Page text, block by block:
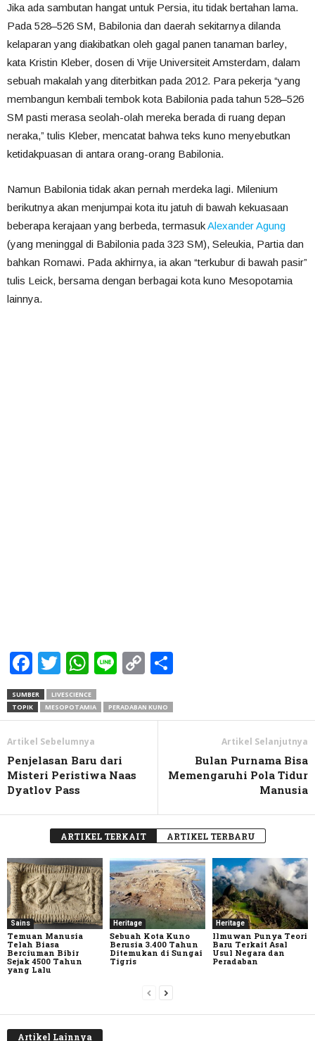
Jika ada sambutan hangat untuk Persia, itu tidak bertahan lama.
Pada 528–526 SM, Babilonia dan daerah sekitarnya dilanda
kelaparan yang diakibatkan oleh gagal panen tanaman barley,
kata Kristin Kleber, dosen di Vrije Universiteit Amsterdam, dalam
sebuah makalah yang diterbitkan pada 2012. Para pekerja “yang
membangun kembali tembok kota Babilonia pada tahun 528–526
SM pasti merasa seolah-olah mereka berada di ruang depan
neraka,” tulis Kleber, mencatat bahwa teks kuno menyebutkan
ketidakpuasan di antara orang-orang Babilonia.
Namun Babilonia tidak akan pernah merdeka lagi. Milenium
berikutnya akan menjumpai kota itu jatuh di bawah kekuasaan
beberapa kerajaan yang berbeda, termasukAlexander Agung
(yang meninggal di Babilonia pada 323 SM), Seleukia, Partia dan
bahkan Romawi. Pada akhirnya, ia akan “terkubur di bawah pasir”
tulis Leick, bersama dengan berbagai kota kuno Mesopotamia
lainnya.
Facebook
Twitter
WhatsApp
LineCopy
SUMBER
LIVESCIENCE
TOPIK
MESOPOTAMIA PERADABAN KUNO
Artikel Sebelumnya
Penjelasan Baru dari
Misteri Peristiwa Naas
Dyatlov Pass
Artikel Selanjutnya
Bulan Purnama Bisa
Memengaruhi Pola Tidur
Manusia
ARTIKEL TERKAIT ARTIKEL TERBARU
Sains
Temuan Manusia
Telah Biasa
Berciuman Bibir
Sejak 4500 Tahun
yang Lalu
Heritage
Sebuah Kota Kuno
Berusia 3.400 Tahun
Ditemukan di Sungai
Tigris
Heritage
Ilmuwan Punya Teori
Baru Terkait Asal
Usul Negara dan
Peradaban
Artikel Lainnya